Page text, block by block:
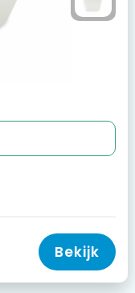
Bekijk